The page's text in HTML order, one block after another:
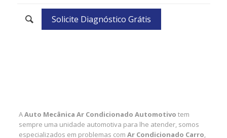
Solicite Diagnóstico Grátis
AAuto Mecânica Ar Condicionado Automotivo tem
sempre uma unidade automotiva para lhe atender, somos
especializados em problemas comAr Condicionado Carro,